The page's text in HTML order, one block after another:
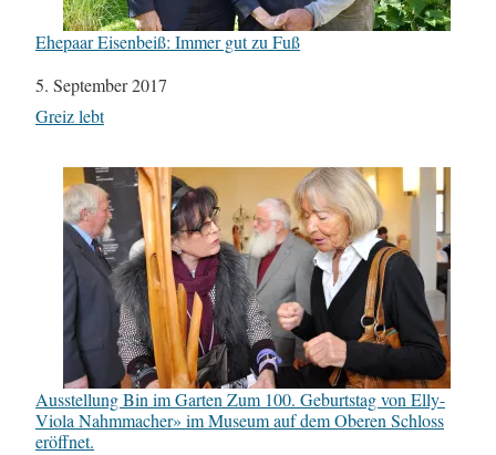
Ehepaar Eisenbeiß: Immer gut zu Fuß
Datum
5. September 2017
In Bezug auf
Greiz lebt
Ausstellung Bin im Garten Zum 100. Geburtstag von Elly-
Viola Nahmmacher» im Museum auf dem Oberen Schloss
eröffnet.